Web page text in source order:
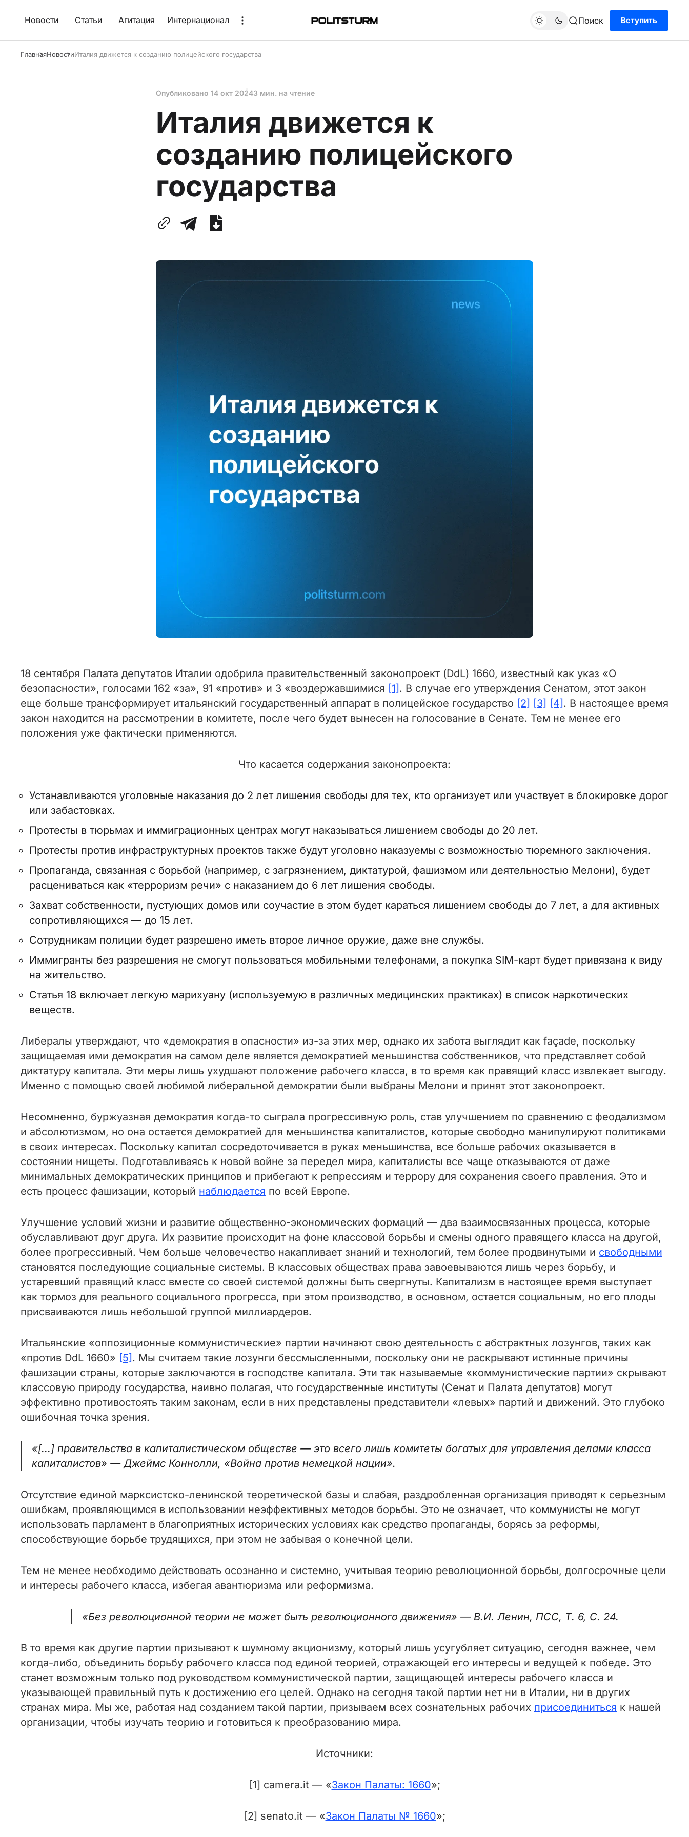
Новости Статьи Агитация Интернационал Поиск Вступить
ГлавнаяНовостиИталия движется к созданию полицейского государства
Опубликовано 14 окт 20243 мин. на чтение
Италия движется к
созданию полицейского
государства
18 сентября Палата депутатов Италии одобрила правительственный законопроект (DdL) 1660, известный как указ «О
безопасности», голосами 162 «за», 91 «против» и 3 «воздержавшимися [1]. В случае его утверждения Сенатом, этот закон
еще больше трансформирует итальянский государственный аппарат в полицейское государство [2] [3] [4]. В настоящее время
закон находится на рассмотрении в комитете, после чего будет вынесен на голосование в Сенате. Тем не менее его
положения уже фактически применяются.
Что касается содержания законопроекта:
Устанавливаются уголовные наказания до 2 лет лишения свободы для тех, кто организует или участвует в блокировке дорог
или забастовках.
Протесты в тюрьмах и иммиграционных центрах могут наказываться лишением свободы до 20 лет.
Протесты против инфраструктурных проектов также будут уголовно наказуемы с возможностью тюремного заключения.
Пропаганда, связанная с борьбой (например, с загрязнением, диктатурой, фашизмом или деятельностью Мелони), будет
расцениваться как «терроризм речи» с наказанием до 6 лет лишения свободы.
Захват собственности, пустующих домов или соучастие в этом будет караться лишением свободы до 7 лет, а для активных
сопротивляющихся — до 15 лет.
Сотрудникам полиции будет разрешено иметь второе личное оружие, даже вне службы.
Иммигранты без разрешения не смогут пользоваться мобильными телефонами, а покупка SIM-карт будет привязана к виду
на жительство.
Статья 18 включает легкую марихуану (используемую в различных медицинских практиках) в список наркотических
веществ.
Либералы утверждают, что «демократия в опасности» из-за этих мер, однако их забота выглядит как façade, поскольку
защищаемая ими демократия на самом деле является демократией меньшинства собственников, что представляет собой
диктатуру капитала. Эти меры лишь ухудшают положение рабочего класса, в то время как правящий класс извлекает выгоду.
Именно с помощью своей любимой либеральной демократии были выбраны Мелони и принят этот законопроект.
Несомненно, буржуазная демократия когда-то сыграла прогрессивную роль, став улучшением по сравнению с феодализмом
и абсолютизмом, но она остается демократией для меньшинства капиталистов, которые свободно манипулируют политиками
в своих интересах. Поскольку капитал сосредоточивается в руках меньшинства, все больше рабочих оказывается в
состоянии нищеты. Подготавливаясь к новой войне за передел мира, капиталисты все чаще отказываются от даже
минимальных демократических принципов и прибегают к репрессиям и террору для сохранения своего правления. Это и
есть процесс фашизации, который наблюдается по всей Европе.
Улучшение условий жизни и развитие общественно-экономических формаций — два взаимосвязанных процесса, которые
обуславливают друг друга. Их развитие происходит на фоне классовой борьбы и смены одного правящего класса на другой,
более прогрессивный. Чем больше человечество накапливает знаний и технологий, тем более продвинутыми и свободными
становятся последующие социальные системы. В классовых обществах права завоевываются лишь через борьбу, и
устаревший правящий класс вместе со своей системой должны быть свергнуты. Капитализм в настоящее время выступает
как тормоз для реального социального прогресса, при этом производство, в основном, остается социальным, но его плоды
присваиваются лишь небольшой группой миллиардеров.
Итальянские «оппозиционные коммунистические» партии начинают свою деятельность с абстрактных лозунгов, таких как
«против DdL 1660» [5]. Мы считаем такие лозунги бессмысленными, поскольку они не раскрывают истинные причины
фашизации страны, которые заключаются в господстве капитала. Эти так называемые «коммунистические партии» скрывают
классовую природу государства, наивно полагая, что государственные институты (Сенат и Палата депутатов) могут
эффективно противостоять таким законам, если в них представлены представители «левых» партий и движений. Это глубоко
ошибочная точка зрения.
«[...] правительства в капиталистическом обществе — это всего лишь комитеты богатых для управления делами класса
капиталистов» — Джеймс Коннолли, «Война против немецкой нации».
Отсутствие единой марксистско-ленинской теоретической базы и слабая, раздробленная организация приводят к серьезным
ошибкам, проявляющимся в использовании неэффективных методов борьбы. Это не означает, что коммунисты не могут
использовать парламент в благоприятных исторических условиях как средство пропаганды, борясь за реформы,
способствующие борьбе трудящихся, при этом не забывая о конечной цели.
Тем не менее необходимо действовать осознанно и системно, учитывая теорию революционной борьбы, долгосрочные цели
и интересы рабочего класса, избегая авантюризма или реформизма.
«Без революционной теории не может быть революционного движения» — В.И. Ленин, ПСС, Т. 6, С. 24.
В то время как другие партии призывают к шумному акционизму, который лишь усугубляет ситуацию, сегодня важнее, чем
когда-либо, объединить борьбу рабочего класса под единой теорией, отражающей его интересы и ведущей к победе. Это
станет возможным только под руководством коммунистической партии, защищающей интересы рабочего класса и
указывающей правильный путь к достижению его целей. Однако на сегодня такой партии нет ни в Италии, ни в других
странах мира. Мы же, работая над созданием такой партии, призываем всех сознательных рабочих присоединиться к нашей
организации, чтобы изучать теорию и готовиться к преобразованию мира.
Источники:
[1] camera.it — «Закон Палаты: 1660»;
[2] senato.it — «Закон Палаты № 1660»;